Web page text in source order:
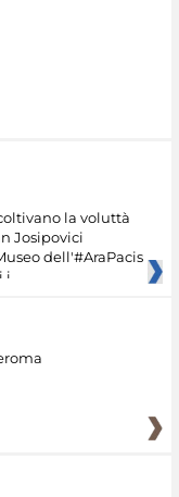
la voluttà
Josipovici
dell'#AraPacis
i